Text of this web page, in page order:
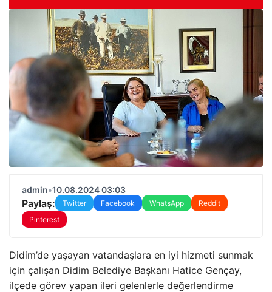
admin•10.08.2024 03:03
Paylaş: Twitter Facebook WhatsApp
Reddit
Pinterest
Didim’de yaşayan vatandaşlara en iyi hizmeti sunmak
için çalışan Didim Belediye Başkanı Hatice Gençay,
ilçede görev yapan ileri gelenlerle değerlendirme